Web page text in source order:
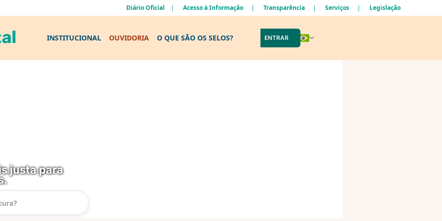
Diário Oficial Acesso à Informação Transparência Serviços
Legislação
INSTITUCIONAL OUVIDORIA O QUE SÃO OS SELOS? ENTRAR
justa para